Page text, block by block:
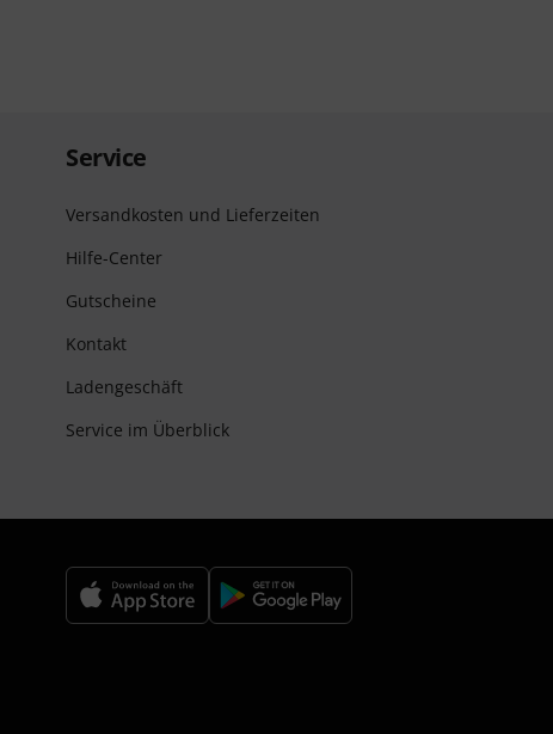
Service
Versandkosten und Lieferzeiten
Hilfe-Center
Gutscheine
Kontakt
Ladengeschäft
Service im Überblick